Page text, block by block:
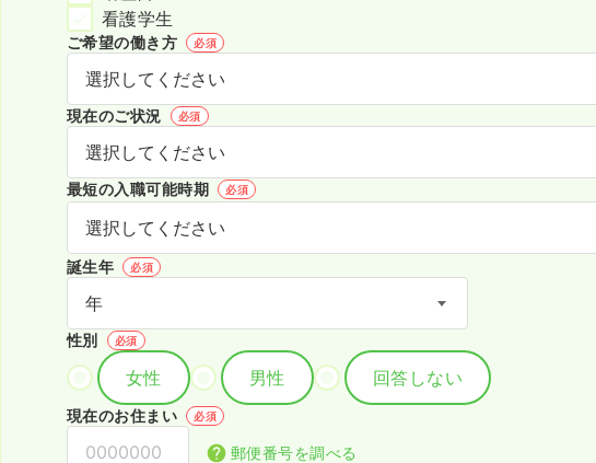
看護学生
ご希望の働き方 必須
現在のご状況 必須
最短の入職可能時期 必須
誕生年 必須
性別 必須
女性 男性 回答しない
現在のお住まい 必須
郵便番号を調べる